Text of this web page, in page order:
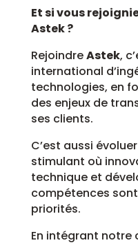
Et si vous
Astek ?
RejoindreAstek,
international
technologies, en
des enjeux de
ses clients.
C’est aussi
stimulant où
technique et
compétences
priorités.
En intégrant notre